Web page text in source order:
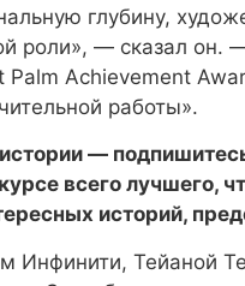
глубину,
роли», — сказал он.
Achievement
работы».
—
всего лучшего,
историй,
Инфинити, Тейаной